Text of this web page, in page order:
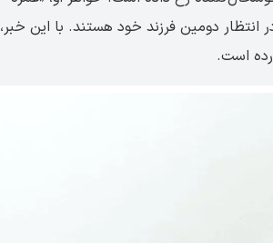
انتظار دومین فرزند خود هستند. با این خبر،
است.